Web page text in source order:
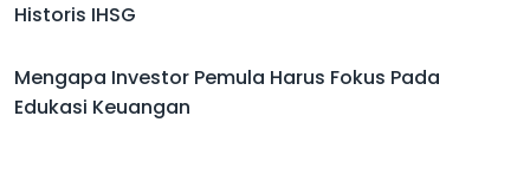
Historis IHSG
Mengapa Investor Pemula Harus Fokus Pada
Edukasi Keuangan